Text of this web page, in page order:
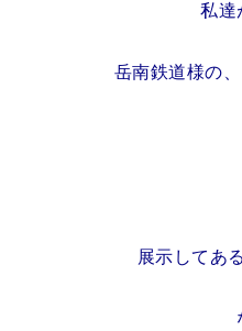
私達
岳南鉄道様の
展示してあ